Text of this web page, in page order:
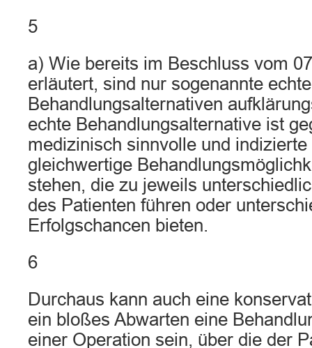
5
a) Wie bereits im Beschluss vom
erläutert, sind nur sogenannte echte
Behandlungsalternativen
echte Behandlungsalternative ist
medizinisch sinnvolle und
gleichwertige
stehen, die zu jeweils
des Patienten führen oder
Erfolgschancen bieten.
6
Durchaus kann auch eine
ein bloßes Abwarten eine
einer Operation sein, über die der